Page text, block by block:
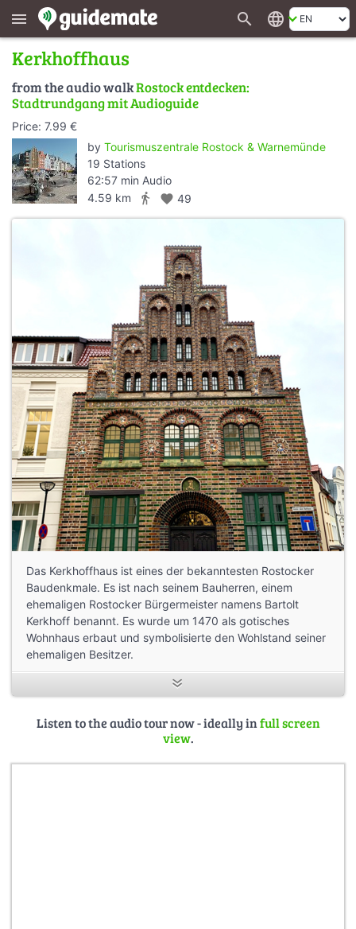
menu search language
Kerkhoffhaus
from the audio walkRostock entdecken:
Stadtrundgang mit Audioguide
Price: 7.99 €
by Tourismuszentrale Rostock & Warnemünde
19 Stations
62:57 min Audio
4.59 km
directions_walk favorite 49
Das Kerkhoffhaus ist eines der bekanntesten Rostocker
Baudenkmale. Es ist nach seinem Bauherren, einem
ehemaligen Rostocker Bürgermeister namens Bartolt
Kerkhoff benannt. Es wurde um 1470 als gotisches
Wohnhaus erbaut und symbolisierte den Wohlstand seiner
ehemaligen Besitzer.
Heute beherbergt es das Stadtarchiv und Standesamt.
—————
Joachim Kloock, René Legrand
Listen to the audio tour now - ideally infull screen
view.